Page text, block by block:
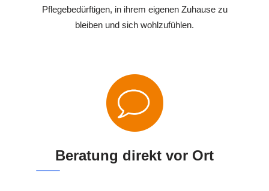
Pflegebedürftigen, in ihrem eigenen Zuhause zu
bleiben und sich wohlzufühlen.
Beratung direkt vor Ort